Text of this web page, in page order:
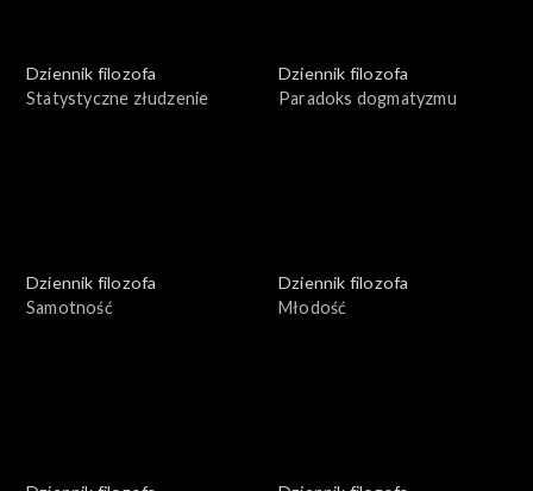
Dziennik filozofa
Statystyczne złudzenie
Dziennik filozofa
Paradoks dogmatyzmu
Dziennik filozofa
Samotność
Dziennik filozofa
Młodość